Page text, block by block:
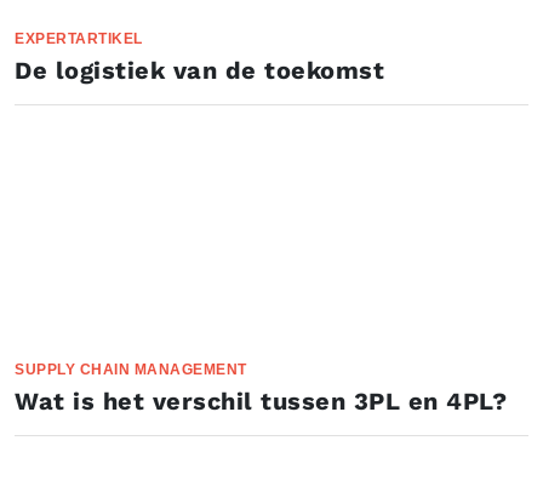
EXPERTARTIKEL
De logistiek van de toekomst
SUPPLY CHAIN MANAGEMENT
Wat is het verschil tussen 3PL en 4PL?